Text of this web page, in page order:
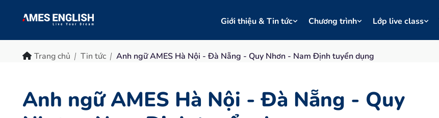
Giới thiệu & Tin tức Chương trình Lớp live class
Trang chủ Tin tức Anh ngữ AMES Hà Nội - Đà Nẵng - Quy Nhơn - Nam Định tuyển dụng
Anh ngữ AMES Hà Nội - Đà Nẵng - Quy